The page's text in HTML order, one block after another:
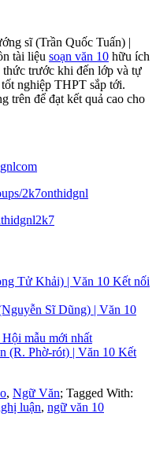
sĩ (Trần Quốc Tuấn) |
tài liệu soạn văn 10 hữu ích
thức trước khi đến lớp và tự
nghiệp THPT sắp tới.
trên để đạt kết quả cao cho
2k7onthidgnl
Tử Khải) | Văn 10 Kết nối
Sĩ Dũng) | Văn 10
mẫu mới nhất
(R. Phờ-rót) | Văn 10 Kết
, Ngữ Văn; Tagged With:
luận, ngữ văn 10